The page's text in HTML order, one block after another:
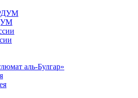
аль-Булгар»